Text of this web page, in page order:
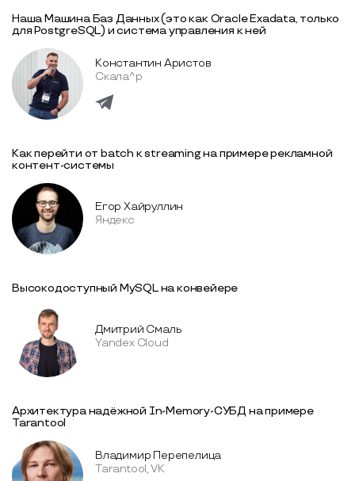
Наша Машина Баз Данных (это как Oracle Exadata, только
для PostgreSQL) и система управления к ней
Константин Аристов
Скала^р
Как перейти от batch к streaming на примере рекламной
контент-системы
Егор Хайруллин
Яндекс
Высокодоступный MySQL на конвейере
Дмитрий Смаль
Yandex Cloud
Архитектура надёжной In-Memory-СУБД на примере
Tarantool
Владимир Перепелица
Tarantool, VK